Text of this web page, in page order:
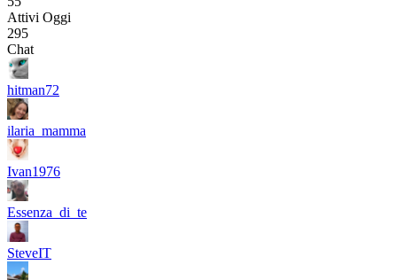
Attivi Oggi
295
Chat
hitman72
ilaria_mamma
Ivan1976
Essenza_di_te
SteveIT